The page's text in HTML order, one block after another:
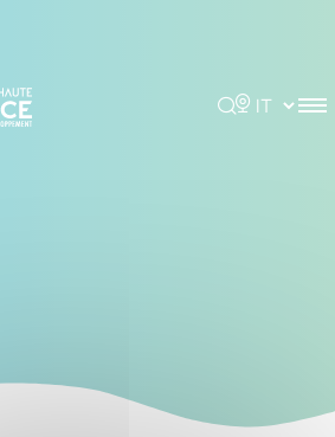
Rechercher
Choisir la